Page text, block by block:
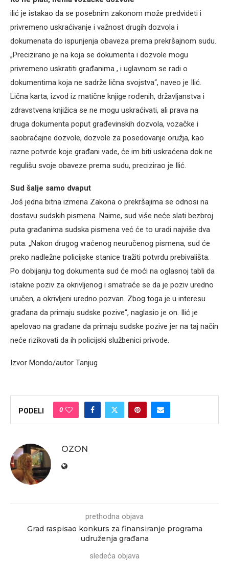
ilić je istakao da se posebnim zakonom može predvideti i
privremeno uskraćivanje i važnost drugih dozvola i
dokumenata do ispunjenja obaveza prema prekršajnom sudu.
„Precizirano je na koja se dokumenta i dozvole mogu
privremeno uskratiti građanima , i uglavnom se radi o
dokumentima koja ne sadrže lična svojstva“, naveo je Ilić.
Lična karta, izvod iz matične knjige rođenih, državljanstva i
zdravstvena knjižica se ne mogu uskraćivati, ali prava na
druga dokumenta poput građevinskih dozvola, vozačke i
saobraćajne dozvole, dozvole za posedovanje oružja, kao
razne potvrde koje građani vade, će im biti uskraćena dok ne
regulišu svoje obaveze prema sudu, precizirao je Ilić.
Sud šalje samo dvaput
Još jedna bitna izmena Zakona o prekršajima se odnosi na
dostavu sudskih pismena. Naime, sud više neće slati bezbroj
puta građanima sudska pismena već će to uradi najviše dva
puta. „Nakon drugog vraćenog neuručenog pismena, sud će
preko nadležne policijske stanice tražiti potvrdu prebivališta.
Po dobijanju tog dokumenta sud će moći na oglasnoj tabli da
istakne poziv za okrivljenog i smatraće se da je poziv uredno
uručen, a okrivljeni uredno pozvan. Zbog toga je u interesu
građana da primaju sudske pozive“, naglasio je on. Ilić je
apelovao na građane da primaju sudske pozive jer na taj način
neće rizikovati da ih policijski službenici privode.
Izvor Mondo/autor Tanjug
PODELI 0
OZON
prethodna objava
Grad raspisao konkurs za finansiranje programa
udruženja građana
sledeća objava